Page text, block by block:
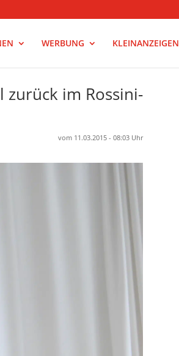
WERBUNG KLEINANZEIGEN
zurück im Rossini-
vom 11.03.2015 - 08:03 Uhr